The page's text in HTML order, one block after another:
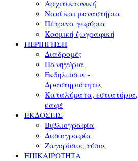
Αρχιτεκτονική
Ναοί και μοναστήρια
Πέτρινα γεφύρια
Κοσμική ζωγραφική
ΠΕΡΙΗΓΗΣΗ
Διαδρομές
Πανηγύρια
Εκδηλώσεις -
Δραστηριότητες
Καταλύματα, εστιατόρια,
καφέ
ΕΚΔΟΣΕΙΣ
Βιβλιογραφία
Δισκογραφία
Ζαγορίσιος τύπος
ΕΠΙΚΑΙΡΟΤΗΤΑ